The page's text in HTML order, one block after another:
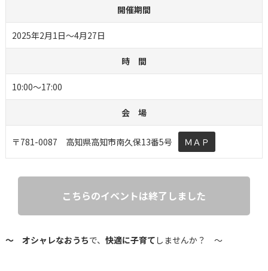
開催期間
2025年2月1日～4月27日
時 間
10:00～17:00
会 場
〒781-0087 高知県高知市南久保13番5号 ＭＡＰ
こちらのイベントは終了しました
～オシャレなおうちで、 快適に子育て しませんか？ ～